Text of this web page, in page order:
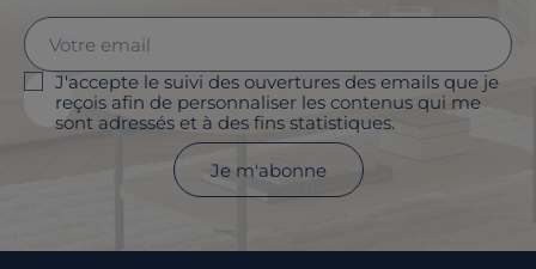
J'accepte le suivi des ouvertures des emails que je
reçois afin de personnaliser les contenus qui me
sont adressés et à des fins statistiques.
Je m'abonne